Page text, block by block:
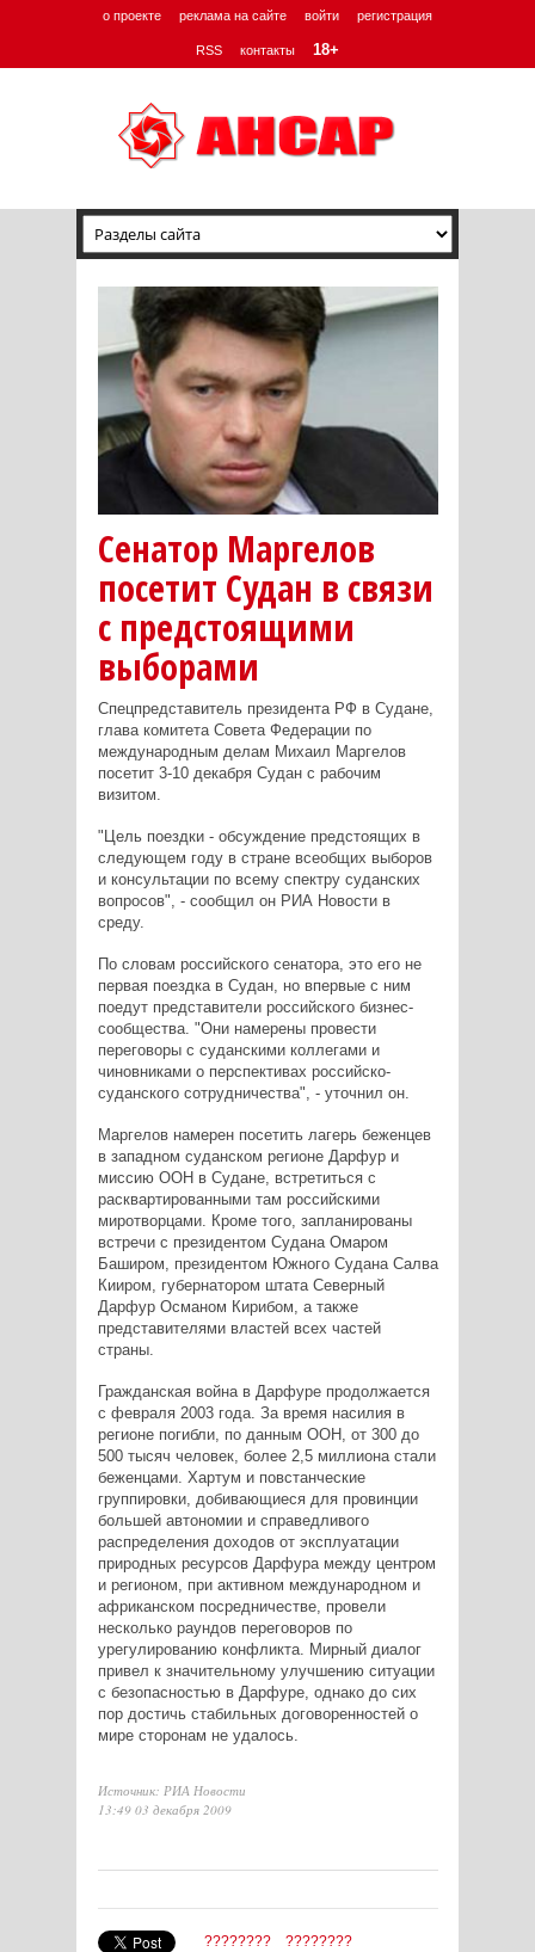
о проекте реклама на сайте войти регистрация
RSS контакты 18+
Сенатор Маргелов
посетит Судан в связи
с предстоящими
выборами
Спецпредставитель президента РФ в Судане,
глава комитета Совета Федерации по
международным делам Михаил Маргелов
посетит 3-10 декабря Судан с рабочим
визитом.
"Цель поездки - обсуждение предстоящих в
следующем году в стране всеобщих выборов
и консультации по всему спектру суданских
вопросов", - сообщил он РИА Новости в
среду.
По словам российского сенатора, это его не
первая поездка в Судан, но впервые с ним
поедут представители российского бизнес-
сообщества. "Они намерены провести
переговоры с суданскими коллегами и
чиновниками о перспективах российско-
суданского сотрудничества", - уточнил он.
Маргелов намерен посетить лагерь беженцев
в западном суданском регионе Дарфур и
миссию ООН в Судане, встретиться с
расквартированными там российскими
миротворцами. Кроме того, запланированы
встречи с президентом Судана Омаром
Баширом, президентом Южного Судана Салва
Кииром, губернатором штата Северный
Дарфур Османом Кирибом, а также
представителями властей всех частей
страны.
Гражданская война в Дарфуре продолжается
с февраля 2003 года. За время насилия в
регионе погибли, по данным ООН, от 300 до
500 тысяч человек, более 2,5 миллиона стали
беженцами. Хартум и повстанческие
группировки, добивающиеся для провинции
большей автономии и справедливого
распределения доходов от эксплуатации
природных ресурсов Дарфура между центром
и регионом, при активном международном и
африканском посредничестве, провели
несколько раундов переговоров по
урегулированию конфликта. Мирный диалог
привел к значительному улучшению ситуации
с безопасностью в Дарфуре, однако до сих
пор достичь стабильных договоренностей о
мире сторонам не удалось.
Источник: РИА Новости
13:49 03 декабря 2009
???????? ????????